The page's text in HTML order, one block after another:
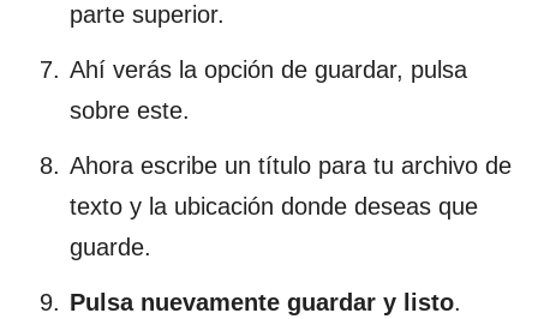
parte superior.
Ahí verás la opción de guardar, pulsa
sobre este.
Ahora escribe un título para tu archivo de
texto y la ubicación donde deseas que
guarde.
Pulsa nuevamente guardar y listo.